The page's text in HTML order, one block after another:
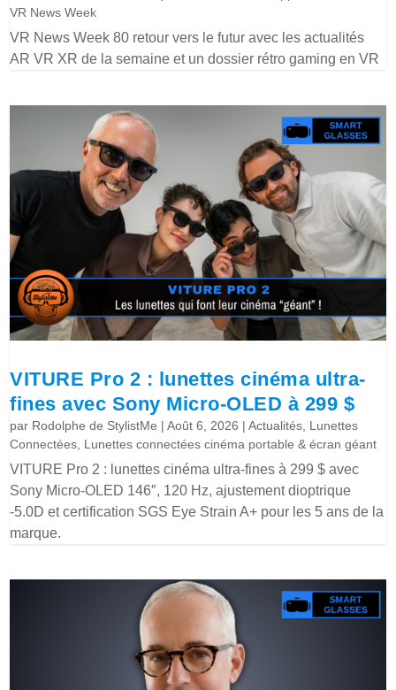
VR News Week
VR News Week 80 retour vers le futur avec les actualités
AR VR XR de la semaine et un dossier rétro gaming en VR
VITURE Pro 2 : lunettes cinéma ultra-
fines avec Sony Micro-OLED à 299 $
par Rodolphe de StylistMe |Août 6, 2026 |Actualités Lunettes
Connectées Lunettes connectées cinéma portable & écran géant
VITURE Pro 2 : lunettes cinéma ultra-fines à 299 $ avec
Sony Micro-OLED 146″, 120 Hz, ajustement dioptrique
-5.0D et certification SGS Eye Strain A+ pour les 5 ans de la
marque.